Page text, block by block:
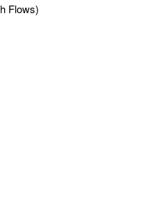
Flows)